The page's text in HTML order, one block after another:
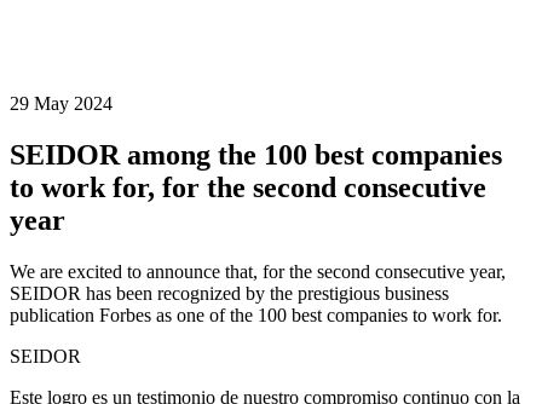
29 May 2024
SEIDOR among the 100 best companies
to work for, for the second consecutive
year
We are excited to announce that, for the second consecutive year,
SEIDOR has been recognized by the prestigious business
publication Forbes as one of the 100 best companies to work for.
SEIDOR
Este logro es un testimonio de nuestro compromiso continuo con la